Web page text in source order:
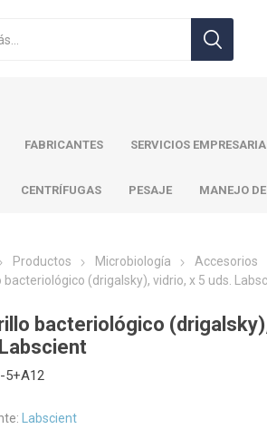
FABRICANTES SERVICIOS
CENTRÍFUGAS PESAJE MANEJO
Productos Microbiología
Accesorios
bacteriológico (drigalsky), vidrio, x 5 uds.
bacteriológico
5+A12
Labscient